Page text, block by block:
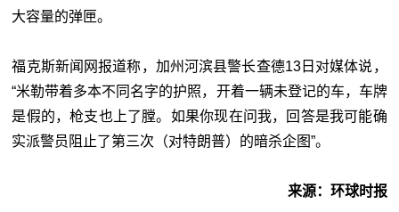
大容量的弹匣。
福克斯新闻网报道称，加州河滨县警长查德13日对媒体说，
“米勒带着多本不同名字的护照，开着一辆未登记的车，车牌
是假的，枪支也上了膛。如果你现在问我，回答是我可能确
实派警员阻止了第三次（对特朗普）的暗杀企图”。
来源：环球时报